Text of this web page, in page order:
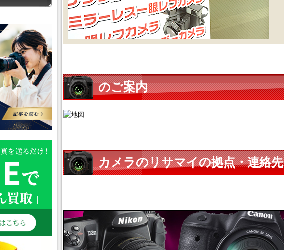
のご案内
カメラのリサマイの拠点・連絡先